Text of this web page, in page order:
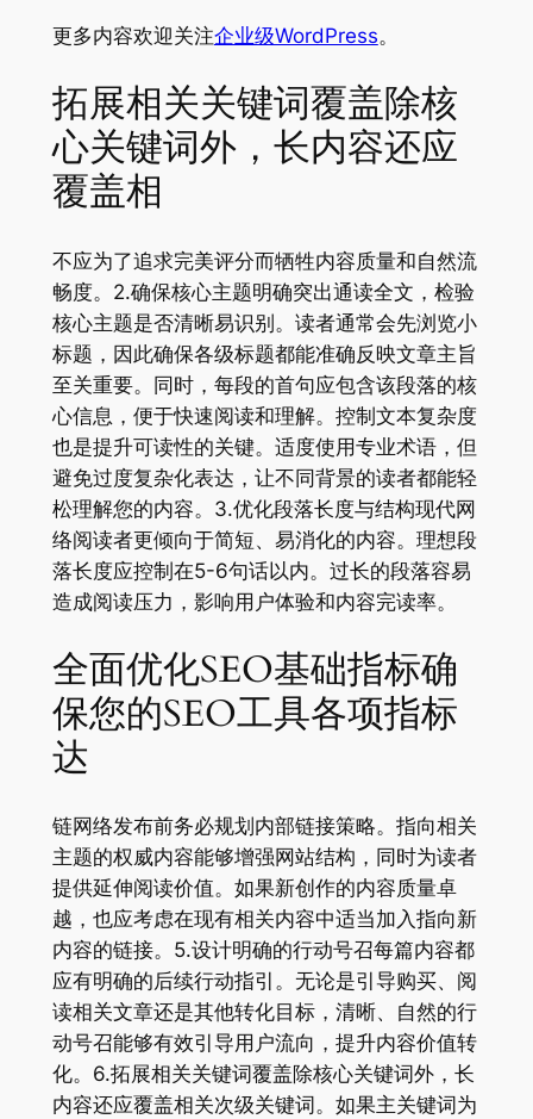
更多内容欢迎关注企业级WordPress。
拓展相关关键词覆盖除核
心关键词外，长内容还应
覆盖相
不应为了追求完美评分而牺牲内容质量和自然流
畅度。2.确保核心主题明确突出通读全文，检验
核心主题是否清晰易识别。读者通常会先浏览小
标题，因此确保各级标题都能准确反映文章主旨
至关重要。同时，每段的首句应包含该段落的核
心信息，便于快速阅读和理解。控制文本复杂度
也是提升可读性的关键。适度使用专业术语，但
避免过度复杂化表达，让不同背景的读者都能轻
松理解您的内容。3.优化段落长度与结构现代网
络阅读者更倾向于简短、易消化的内容。理想段
落长度应控制在5-6句话以内。过长的段落容易
造成阅读压力，影响用户体验和内容完读率。
全面优化SEO基础指标确
保您的SEO工具各项指标
达
链网络发布前务必规划内部链接策略。指向相关
主题的权威内容能够增强网站结构，同时为读者
提供延伸阅读价值。如果新创作的内容质量卓
越，也应考虑在现有相关内容中适当加入指向新
内容的链接。5.设计明确的行动号召每篇内容都
应有明确的后续行动指引。无论是引导购买、阅
读相关文章还是其他转化目标，清晰、自然的行
动号召能够有效引导用户流向，提升内容价值转
化。6.拓展相关关键词覆盖除核心关键词外，长
内容还应覆盖相关次级关键词。如果主关键词为